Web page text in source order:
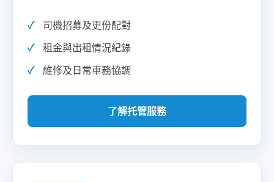
司機招募及更份配對
租金與出租情況紀錄
維修及日常車務協調
了解托管服務